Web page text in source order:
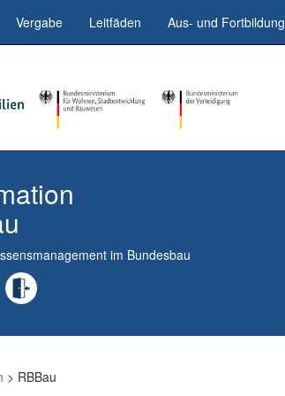
Vergabe Leitfäden Aus- und Fortbildung
im Bundesbau
> RBBau